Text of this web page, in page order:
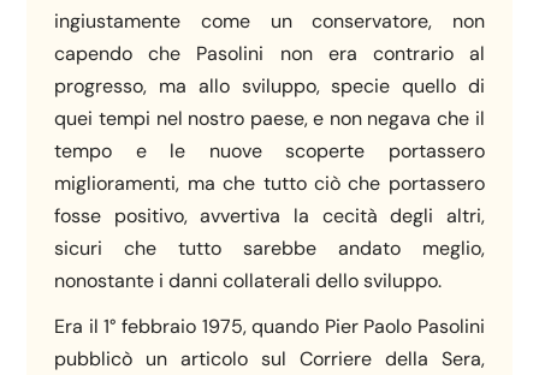
ingiustamente come un conservatore, non
capendo che Pasolini non era contrario al
progresso, ma allo sviluppo, specie quello di
quei tempi nel nostro paese, e non negava che il
tempo e le nuove scoperte portassero
miglioramenti, ma che tutto ciò che portassero
fosse positivo, avvertiva la cecità degli altri,
sicuri che tutto sarebbe andato meglio,
nonostante i danni collaterali dello sviluppo.
Era il 1° febbraio 1975, quando Pier Paolo Pasolini
pubblicò un articolo sul Corriere della Sera,